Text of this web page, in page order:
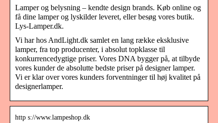
Lamper og belysning – kendte design brands. Køb online og
få dine lamper og lyskilder leveret, eller besøg vores butik.
Lys-Lamper.dk.
Vi har hos AndLight.dk samlet en lang række eksklusive
lamper, fra top producenter, i absolut topklasse til
konkurrencedygtige priser. Vores DNA bygger på, at tilbyde
vores kunder de absolutte bedste priser på designer lamper.
Vi er klar over vores kunders forventninger til høj kvalitet på
designerlamper.
http s://www.lampeshop.dk